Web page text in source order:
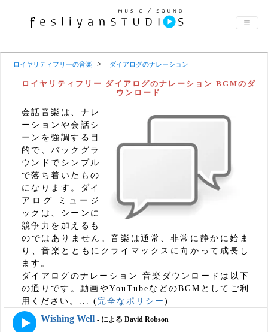
ロイヤリティフリーの音楽 ダイアログのナレーション
ロイヤリティフリー ダイアログのナレーション BGMのダ
ウンロード
会話音楽は、ナレ
ーションや会話シ
ーンを強調する目
的で、バックグラ
ウンドでシンプル
で落ち着いたもの
になります。ダイ
アログ ミュージ
ックは、シーンに
競争力を加えるも
のではありません。音楽は通常、非常に静かに始ま
り、音楽とともにクライマックスに向かって成長し
ます。
ダイアログのナレーション 音楽ダウンロードは以下
の通りです。動画やYouTubeなどのBGMとしてご利
用ください。... ( 完全なポリシー )
Wishing Well - による David Robson